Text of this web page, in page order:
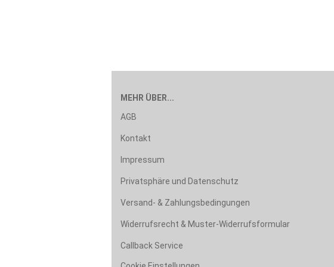
MEHR ÜBER...
AGB
Kontakt
Impressum
Privatsphäre und Datenschutz
Versand- & Zahlungsbedingungen
Widerrufsrecht & Muster-Widerrufsformular
Callback Service